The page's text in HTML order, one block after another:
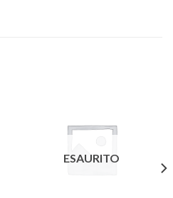
ESAURITO